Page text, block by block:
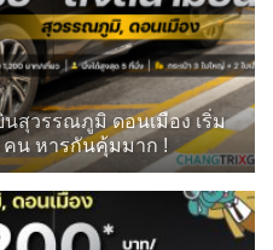
สุวรรณภูมิ ดอนเมือง เริ่ม
คน หารกันคุ้มมาก !